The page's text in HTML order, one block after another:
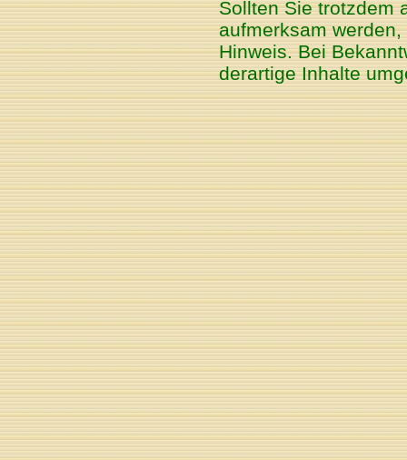
Sollten Sie trotzdem
aufmerksam
Hinweis. Bei
derartige Inhalte